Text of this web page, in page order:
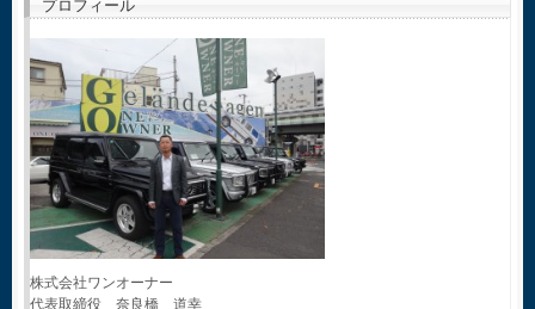
プロフィール
株式会社ワンオーナー
代表取締役 奈良橋 道幸